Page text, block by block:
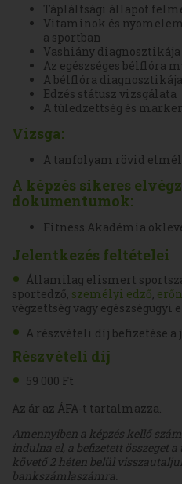
Tápláltsági állapot
Vitaminok és
a sportban
Vashiány diagnosztikája
Az egészséges bélflóra
A bélflóra
Edzés státusz vizsgálata
A túledzettség és
Vizsga:
A tanfolyam rövid
A képzés sikeres
dokumentumok:
Fitness Akadémia
Jelentkezés feltételei
Államilag elismert
sportedző, személyi edző,
végzettség vagy egészségügyi
A részvételi díj befizetése
Részvételi díj
59 000 Ft
Az ár az ÁFA-t tartalmazza.
Amennyiben a képzés kellő
indulna el, a befizetett összeget
követő 2 héten belül
bankszámlaszámra.